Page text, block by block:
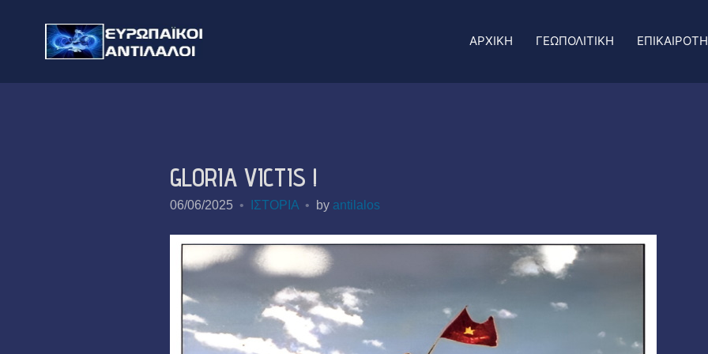
ΑΡΧΙΚΗ ΓΕΩΠΟΛΙΤΙΚΗ
GLORIA VICTIS !
06/06/2025 ΙΣΤΟΡΙΑ by antilalos